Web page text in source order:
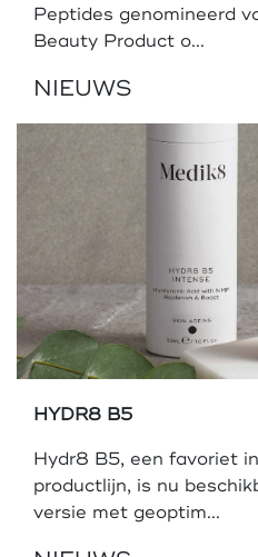
Peptides genomineerd
Beauty Product o...
NIEUWS
HYDR8 B5
Hydr8 B5, een favoriet
productlijn, is nu
versie met geoptim...